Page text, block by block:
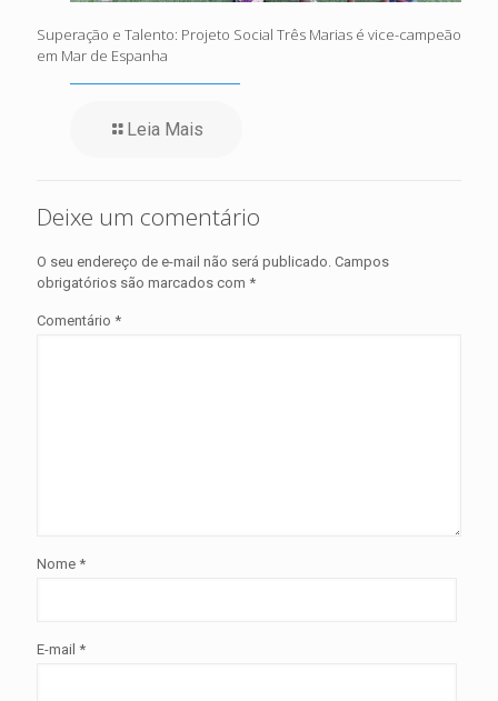
Superação e Talento: Projeto Social Três Marias é vice-campeão
em Mar de Espanha
Leia Mais
Deixe um comentário
O seu endereço de e-mail não será publicado. Campos
obrigatórios são marcados com *
Comentário *
Nome *
E-mail *